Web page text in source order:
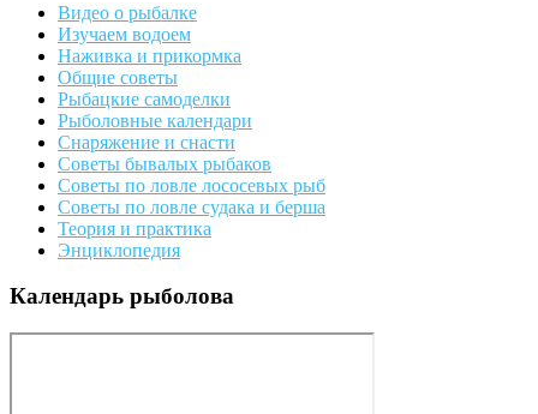
Видео о рыбалке
Изучаем водоем
Наживка и прикормка
Общие советы
Рыбацкие самоделки
Рыболовные календари
Снаряжение и снасти
Советы бывалых рыбаков
Советы по ловле лососевых рыб
Советы по ловле судака и берша
Теория и практика
Энциклопедия
Календарь рыболова